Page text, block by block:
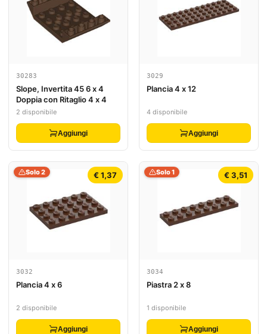
30283
Slope, Invertita 45 6 x 4
Doppia con Ritaglio 4 x 4
2 disponibile
Aggiungi
3029
Plancia 4 x 12
4 disponibile
Aggiungi
€ 1,37
Solo 2
3032
Plancia 4 x 6
2 disponibile
Aggiungi
€ 3,51
Solo 1
3034
Piastra 2 x 8
1 disponibile
Aggiungi